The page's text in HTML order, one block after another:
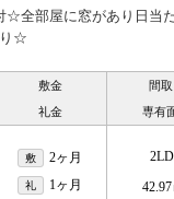
全部屋に窓があり日当
り☆
敷金
礼金
間取
専有
敷 2ヶ月
礼 1ヶ月